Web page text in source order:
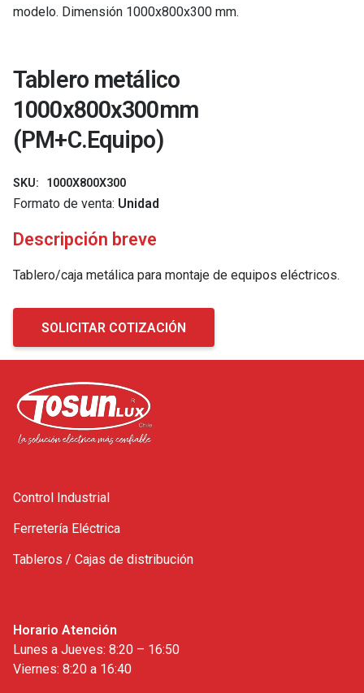
modelo. Dimensión 1000x800x300 mm.
Tablero metálico
1000x800x300mm
(PM+C.Equipo)
SKU: 1000X800X300
Formato de venta: Unidad
Descripción breve
Tablero/caja metálica para montaje de equipos eléctricos.
SOLICITAR COTIZACIÓN
Control Industrial
Ferretería Eléctrica
Tableros / Cajas de distribución
Horario Atención
Lunes a Jueves: 8:20 – 16:50
Viernes: 8:20 a 16:40